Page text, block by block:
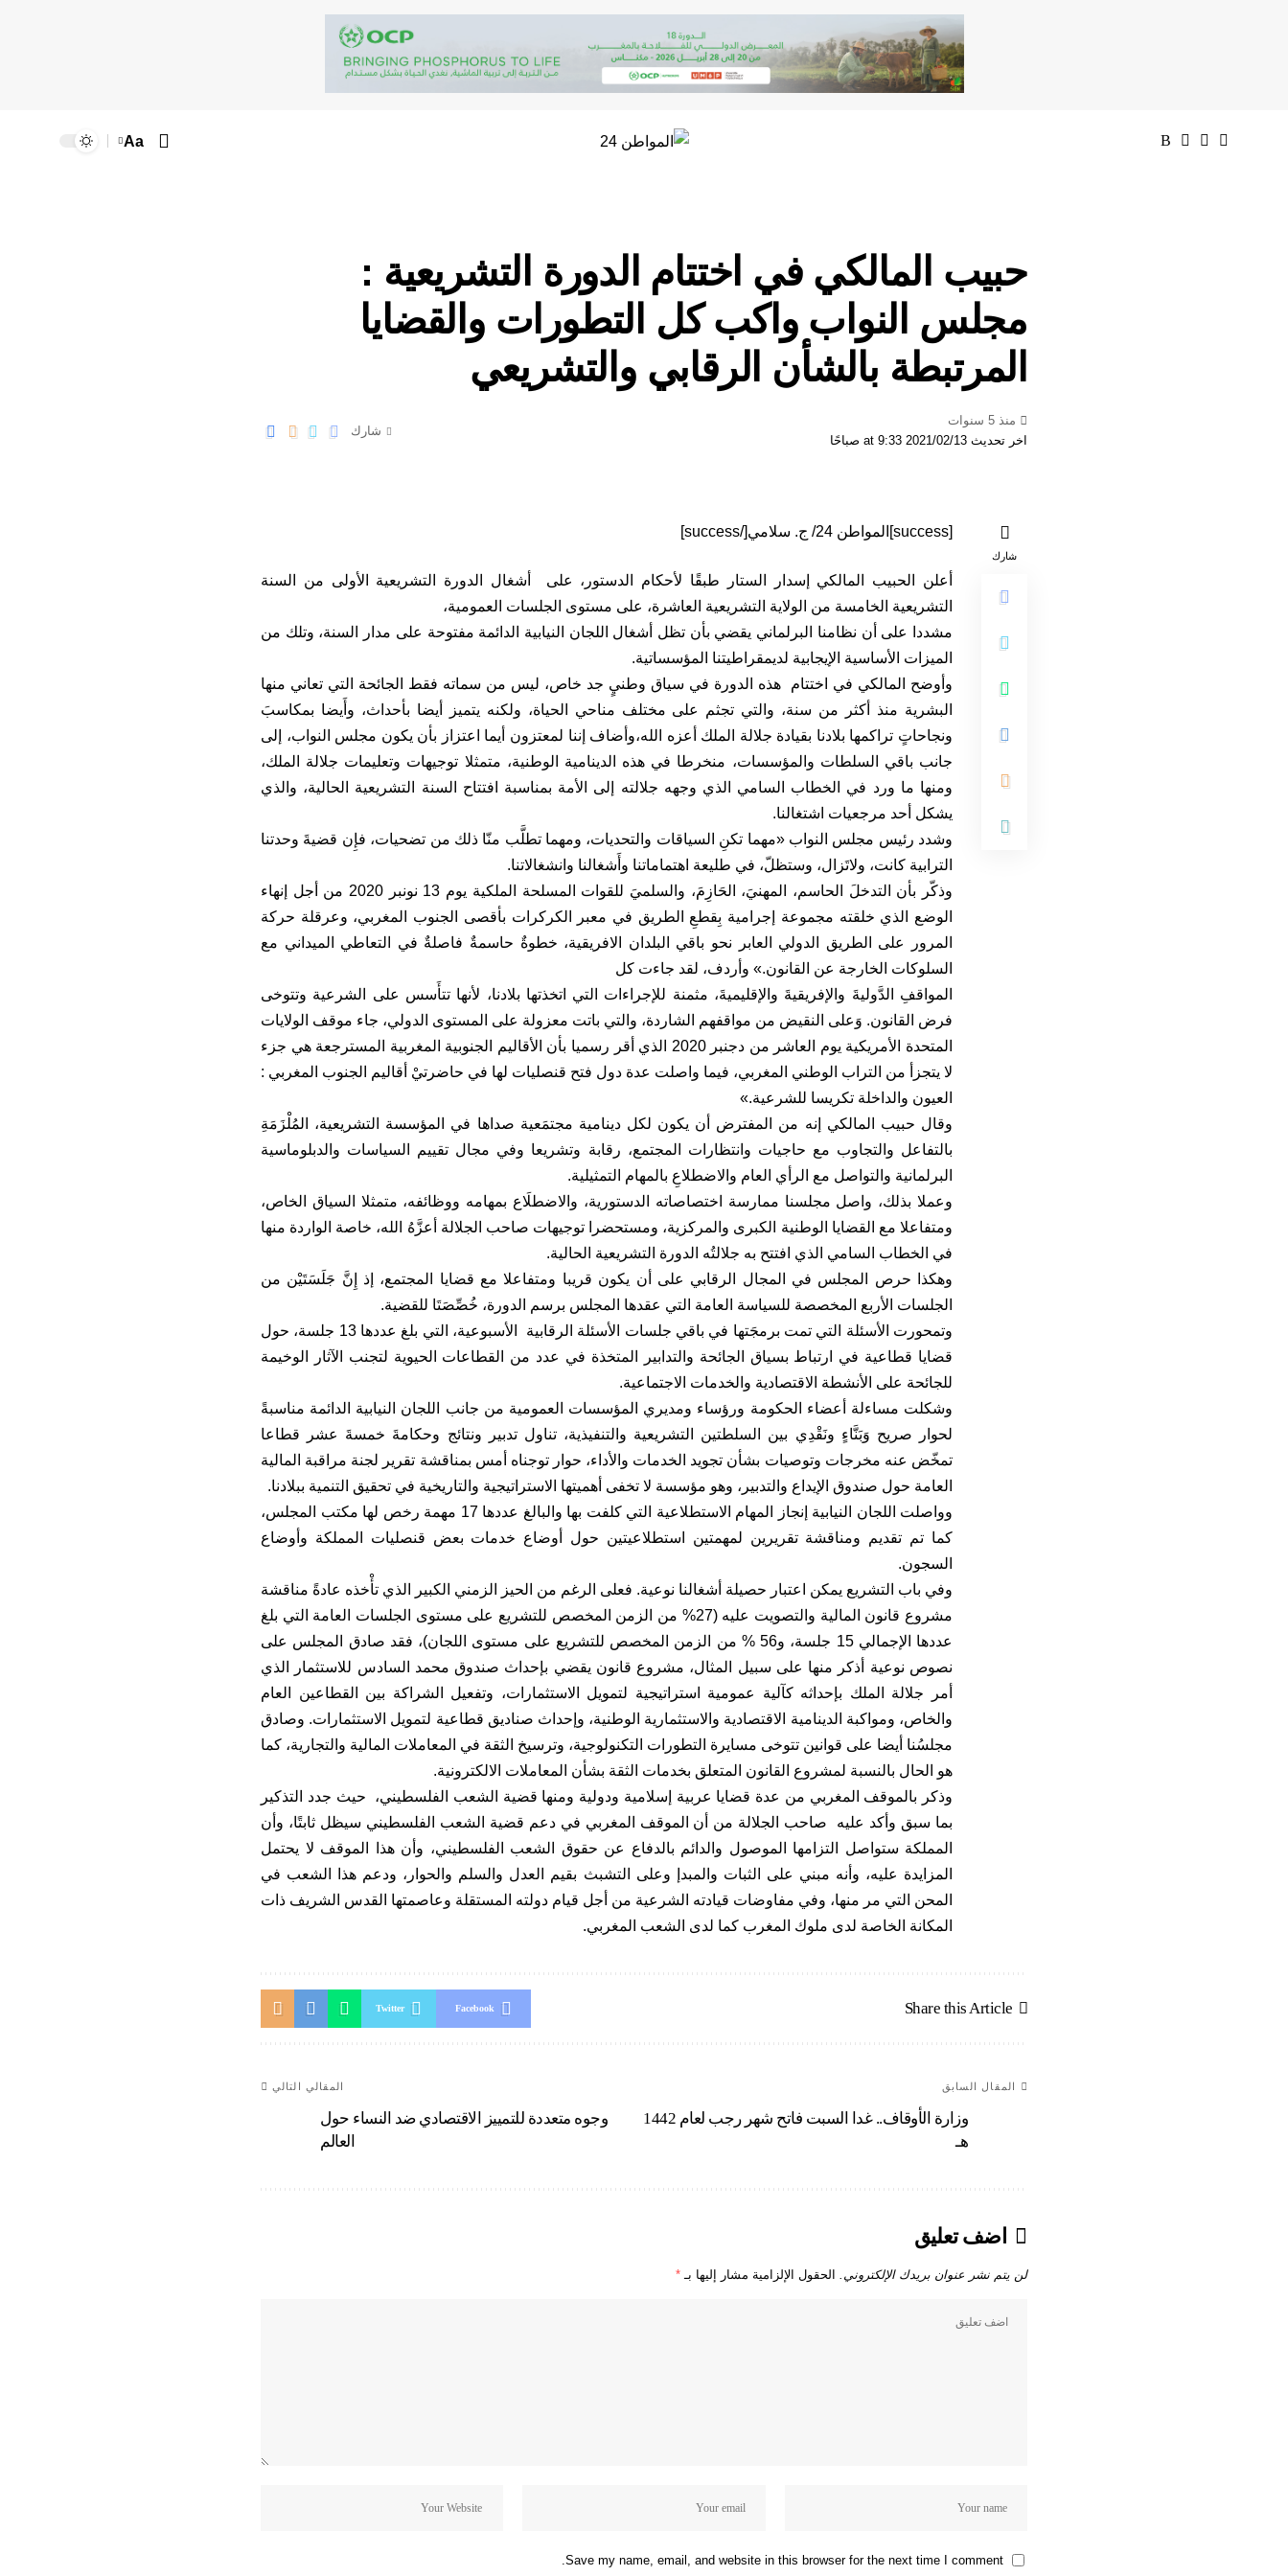
Aa
حبيب المالكي في اختتام الدورة التشريعية :
مجلس النواب واكب كل التطورات والقضايا
المرتبطة بالشأن الرقابي والتشريعي
اخر تحديث 2021/02/13 at 9:33 صباحًا
منذ 5 سنوات
شارك
شارك
[success]المواطن 24/ ج. سلامي[/success]
أعلن الحبيب المالكي إسدار الستار طبقًا لأحكام الدستور، على أشغال الدورة التشريعية الأولى من السنة
التشريعية الخامسة من الولاية التشريعية العاشرة، على مستوى الجلسات العمومية،
مشددا على أن نظامنا البرلماني يقضي بأن تظل أشغال اللجان النيابية الدائمة مفتوحة على مدار السنة، وتلك من
الميزات الأساسية الإيجابية لديمقراطيتنا المؤسساتية.
وأوضح المالكي في اختتام هذه الدورة في سياق وطنيٍ جد خاص، ليس من سماته فقط الجائحة التي تعاني منها
البشرية منذ أكثر من سنة، والتي تجثم على مختلف مناحي الحياة، ولكنه يتميز أيضا بأحداث، وأَيضا بمكاسبَ
ونجاحاتٍ تراكمها بلادنا بقيادة جلالة الملك أعزه الله،وأضاف إننا لمعتزون أيما اعتزاز بأن يكون مجلس النواب، إلى
جانب باقي السلطات والمؤسسات، منخرطا في هذه الدينامية الوطنية، متمثلا توجيهات وتعليمات جلالة الملك،
ومنها ما ورد في الخطاب السامي الذي وجهه جلالته إلى الأمة بمناسبة افتتاح السنة التشريعية الحالية، والذي
يشكل أحد مرجعيات اشتغالنا.
وشدد رئيس مجلس النواب «مهما تكنِ السياقات والتحديات، ومهما تطلَّب منّا ذلك من تضحيات، فإِن قضيةَ وحدتنا
الترابية كانت، ولاتَزال، وستظلّ، في طليعة اهتماماتنا وأَشغالنا وانشغالاتنا.
وذكّر بأن التدخلَ الحاسم، المهنيَ، الحَازِمَ، والسلميَ للقوات المسلحة الملكية يوم 13 نونبر 2020 من أجل إنهاء
الوضع الذي خلقته مجموعة إجرامية بِقطعِ الطريق في معبر الكركرات بأقصى الجنوب المغربي، وعرقلة حركة
المرور على الطريق الدولي العابر نحو باقي البلدان الافريقية، خطوةٌ حاسمةٌ فاصلةٌ في التعاطي الميداني مع
السلوكات الخارجة عن القانون.» وأردف، لقد جاءت كل
المواقفِ الدَّوليةَ والإفريقيةَ والإقليميةَ، مثمنة للإجراءات التي اتخذتها بلادنا، لأنها تتأَسس على الشرعية وتتوخى
فرض القانون. وَعلى النقيض من مواقفهم الشاردة، والتي باتت معزولة على المستوى الدولي، جاء موقف الولايات
المتحدة الأمريكية يوم العاشر من دجنبر 2020 الذي أقر رسميا بأن الأقاليم الجنوبية المغربية المسترجعة هي جزء
لا يتجزأ من التراب الوطني المغربي، فيما واصلت عدة دول فتح قنصليات لها في حاضرتيْ أقاليم الجنوب المغربي :
العيون والداخلة تكريسا للشرعية.»
وقال حبيب المالكي إنه من المفترض أن يكون لكل دينامية مجتمَعية صداها في المؤسسة التشريعية، المُلْزَمَةِ
بالتفاعل والتجاوب مع حاجيات وانتظارات المجتمع، رقابة وتشريعا وفي مجال تقييم السياسات والدبلوماسية
البرلمانية والتواصل مع الرأي العام والاضطلاعِ بالمهام التمثيلية.
وعملا بذلك، واصل مجلسنا ممارسة اختصاصاته الدستورية، والاضطلَاع بمهامه ووظائفه، متمثلا السياق الخاص،
ومتفاعلا مع القضايا الوطنية الكبرى والمركزية، ومستحضرا توجيهات صاحب الجلالة أعزَّهُ الله، خاصة الواردة منها
في الخطاب السامي الذي افتتح به جلالتُه الدورة التشريعية الحالية.
وهكذا حرص المجلس في المجال الرقابي على أن يكون قريبا ومتفاعلا مع قضايا المجتمع، إذ إِنَّ جَلَسَتَيْن من
الجلسات الأربع المخصصة للسياسة العامة التي عقدها المجلس برسم الدورة، خُصِّصَتَا للقضية.
وتمحورت الأسئلة التي تمت برمجَتها في باقي جلسات الأسئلة الرقابية الأسبوعية، التي بلغ عددها 13 جلسة، حول
قضايا قطاعية في ارتباط بسياق الجائحة والتدابير المتخذة في عدد من القطاعات الحيوية لتجنب الآثار الوخيمة
للجائحة على الأنشطة الاقتصادية والخدمات الاجتماعية.
وشكلت مساءلة أعضاء الحكومة ورؤساء ومديري المؤسسات العمومية من جانب اللجان النيابية الدائمة مناسبةً
لحوار صريح وَبَنَّاءٍ ونَقْدِي بين السلطتين التشريعية والتنفيذية، تناول تدبير ونتائج وحكامةَ خمسةَ عشر قطاعا
تمخّض عنه مخرجات وتوصيات بشأن تجويد الخدمات والأداء، حوار توجناه أمس بمناقشة تقرير لجنة مراقبة المالية
العامة حول صندوق الإيداع والتدبير، وهو مؤسسة لا تخفى أهميتها الاستراتيجية والتاريخية في تحقيق التنمية ببلادنا.
وواصلت اللجان النيابية إنجاز المهام الاستطلاعية التي كلفت بها والبالغ عددها 17 مهمة رخص لها مكتب المجلس،
كما تم تقديم ومناقشة تقريرين لمهمتين استطلاعيتين حول أوضاع خدمات بعض قنصليات المملكة وأوضاع
السجون.
وفي باب التشريع يمكن اعتبار حصيلة أشغالنا نوعية. فعلى الرغم من الحيز الزمني الكبير الذي تأْخذه عادةً مناقشة
مشروع قانون المالية والتصويت عليه (27% من الزمن المخصص للتشريع على مستوى الجلسات العامة التي بلغ
عددها الإجمالي 15 جلسة، و56 % من الزمن المخصص للتشريع على مستوى اللجان)، فقد صادق المجلس على
نصوص نوعية أذكر منها على سبيل المثال، مشروع قانون يقضي بإحداث صندوق محمد السادس للاستثمار الذي
أمر جلالة الملك بإحداثه كآلية عمومية استراتيجية لتمويل الاستثمارات، وتفعيل الشراكة بين القطاعين العام
والخاص، ومواكبة الدينامية الاقتصادية والاستثمارية الوطنية، وإحداث صناديق قطاعية لتمويل الاستثمارات. وصادق
مجلسُنا أيضا على قوانين تتوخى مسايرة التطورات التكنولوجية، وترسيخ الثقة في المعاملات المالية والتجارية، كما
هو الحال بالنسبة لمشروع القانون المتعلق بخدمات الثقة بشأن المعاملات الالكترونية.
وذكر بالموقف المغربي من عدة قضايا عربية إسلامية ودولية ومنها قضية الشعب الفلسطيني، حيث جدد التذكير
بما سبق وأكد عليه صاحب الجلالة من أن الموقف المغربي في دعم قضية الشعب الفلسطيني سيظل ثابتًا، وأن
المملكة ستواصل التزامها الموصول والدائم بالدفاع عن حقوق الشعب الفلسطيني، وأن هذا الموقف لا يحتمل
المزايدة عليه، وأنه مبني على الثبات والمبدإ وعلى التشبث بقيم العدل والسلم والحوار، ودعم هذا الشعب في
المحن التي مر منها، وفي مفاوضات قيادته الشرعية من أجل قيام دولته المستقلة وعاصمتها القدس الشريف ذات
المكانة الخاصة لدى ملوك المغرب كما لدى الشعب المغربي.
Share this Article
Facebook
Twitter
المقال السابق
وزارة الأوقاف.. غدا السبت فاتح شهر رجب لعام 1442
هـ
المقالي التالي
وجوه متعددة للتمييز الاقتصادي ضد النساء حول
العالم
اضف تعليق
لن يتم نشر عنوان بريدك الإلكتروني. الحقول الإلزامية مشار إليها بـ *
Save my name, email, and website in this browser for the next time I comment.